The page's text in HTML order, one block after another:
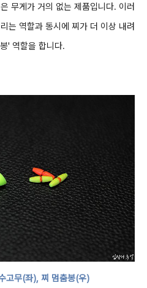
무게가 거의 없는 제품입니다. 이러
는 역할과 동시에 찌가 더 이상 내려
' 역할을 합니다.
고무(좌), 찌 멈춤봉(우)